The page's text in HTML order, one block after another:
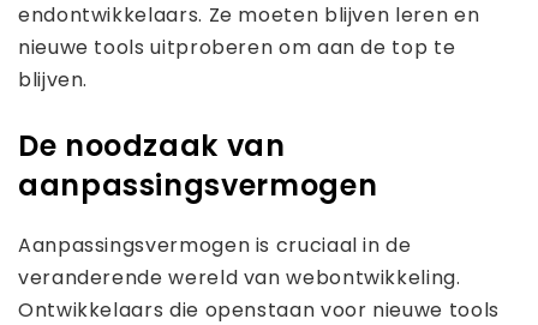
endontwikkelaars. Ze moeten blijven leren en
nieuwe tools uitproberen om aan de top te
blijven.
De noodzaak van
aanpassingsvermogen
Aanpassingsvermogen is cruciaal in de
veranderende wereld van webontwikkeling.
Ontwikkelaars die openstaan ​​voor nieuwe tools